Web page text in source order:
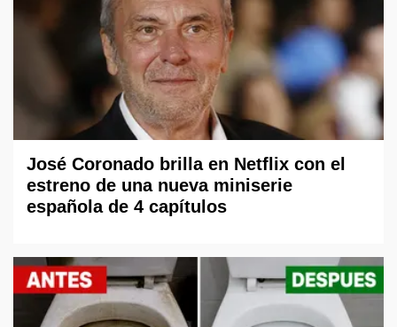
José Coronado brilla en Netflix con el
estreno de una nueva miniserie
española de 4 capítulos